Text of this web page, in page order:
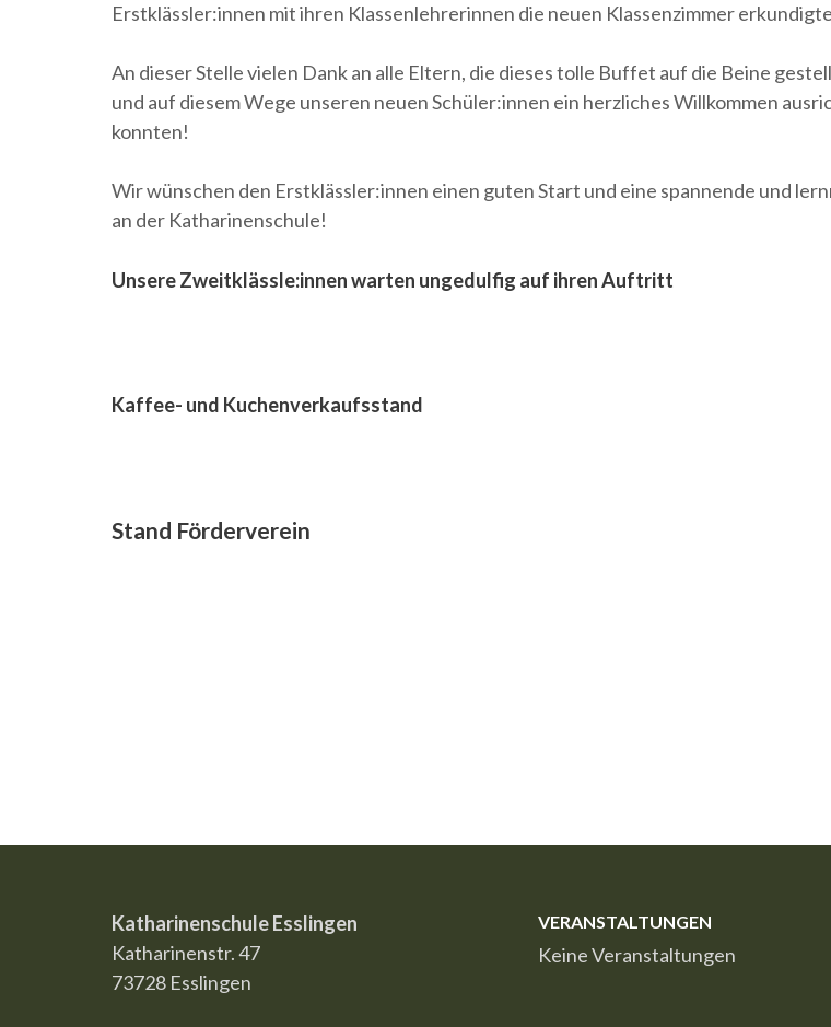
Erstklässler:innen mit ihren Klassenlehrerinnen die neuen Klassenzimmer
An dieser Stelle vielen Dank an alle Eltern, die dieses tolle Buffet auf die Beine
und auf diesem Wege unseren neuen Schüler:innen ein herzliches Willkommen
konnten!
Wir wünschen den Erstklässler:innen einen guten Start und eine spannende und
an der Katharinenschule!
Unsere Zweitklässle:innen warten ungedulfig auf ihren Auftritt
Kaffee- und Kuchenverkaufsstand
Stand Förderverein
Katharinenschule Esslingen
Katharinenstr. 47
73728 Esslingen
VERANSTALTUNGEN
Keine Veranstaltungen